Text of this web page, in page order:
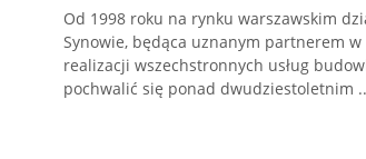
Od 1998 roku na rynku warszawskim
Synowie, będąca uznanym partnerem
realizacji wszechstronnych usług
pochwalić się ponad dwudziestoletnim